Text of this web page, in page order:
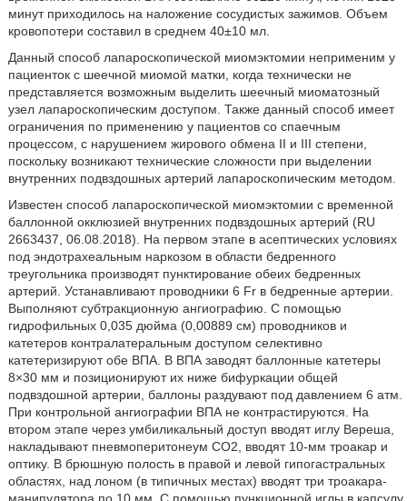
минут приходилось на наложение сосудистых зажимов. Объем
кровопотери составил в среднем 40±10 мл.
Данный способ лапароскопической миомэктомии неприменим у
пациенток с шеечной миомой матки, когда технически не
представляется возможным выделить шеечный миоматозный
узел лапароскопическим доступом. Также данный способ имеет
ограничения по применению у пациентов со спаечным
процессом, с нарушением жирового обмена II и III степени,
поскольку возникают технические сложности при выделении
внутренних подвздошных артерий лапароскопическим методом.
Известен способ лапароскопической миомэктомии с временной
баллонной окклюзией внутренних подвздошных артерий (RU
2663437, 06.08.2018). На первом этапе в асептических условиях
под эндотрахеальным наркозом в области бедренного
треугольника производят пунктирование обеих бедренных
артерий. Устанавливают проводники 6 Fr в бедренные артерии.
Выполняют субтракционную ангиографию. С помощью
гидрофильных 0,035 дюйма (0,00889 см) проводников и
катетеров контралатеральным доступом селективно
катетеризируют обе ВПА. В ВПА заводят баллонные катетеры
8×30 мм и позиционируют их ниже бифуркации общей
подвздошной артерии, баллоны раздувают под давлением 6 атм.
При контрольной ангиографии ВПА не контрастируются. На
втором этапе через умбиликальный доступ вводят иглу Вереша,
накладывают пневмоперитонеум CO2, вводят 10-мм троакар и
оптику. В брюшную полость в правой и левой гипогастральных
областях, над лоном (в типичных местах) вводят три троакара-